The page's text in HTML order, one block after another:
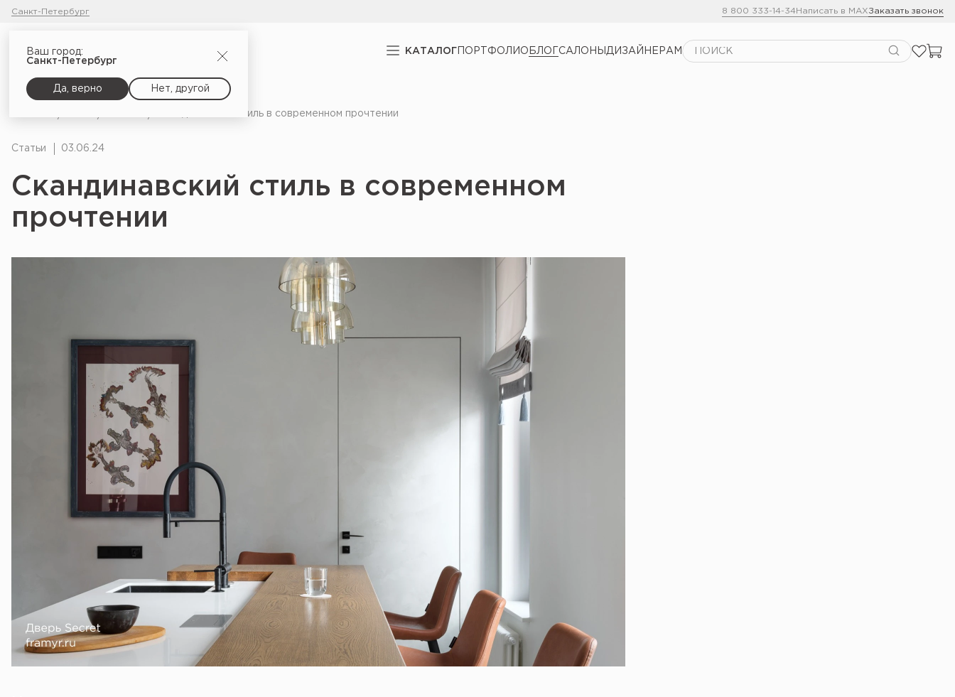
Санкт-Петербург 8 800 333-14-34Написать в MAXЗаказать звонок
КАТАЛОГ ПОРТФОЛИО БЛОГСАЛОНЫ ДИЗАЙНЕРАМ
Ваш город:
Санкт-Петербург
Да, верно Нет, другой
Скандинавский стиль в современном прочтении
Статьи 03.06.24
Скандинавский стиль в современном
прочтении